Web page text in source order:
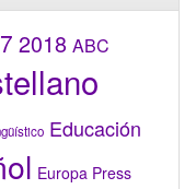
2018 ABC
Educación
Europa Press